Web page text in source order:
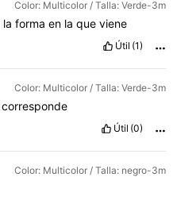
Color: Multicolor / Talla: Verde-3m
laformaen laqueviene
Útil (1)
Color: Multicolor / Talla: Verde-3m
corresponde
Útil (0)
Color: Multicolor / Talla: negro-3m